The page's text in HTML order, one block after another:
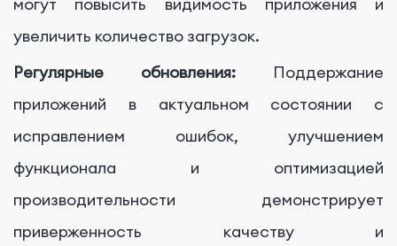
могут повысить видимость приложения и
увеличить количество загрузок.
Регулярные обновления: Поддержание
приложений в актуальном состоянии с
исправлением ошибок, улучшением
функционала и оптимизацией
производительности демонстрирует
приверженность качеству и